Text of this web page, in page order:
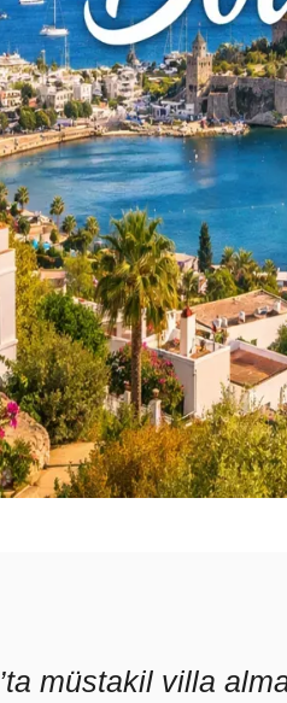
müstakil villa